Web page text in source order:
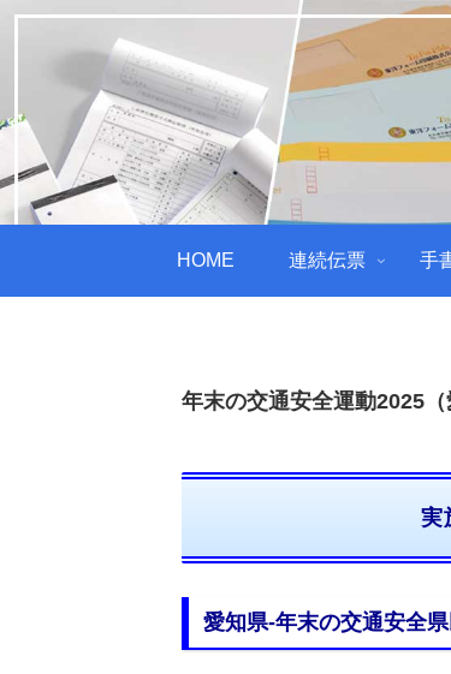
HOME 連続伝票 手
年末の交通安全運動2025（
実
愛知県-年末の交通安全